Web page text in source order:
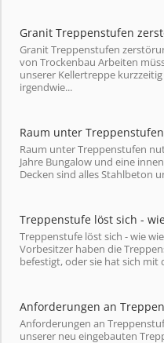
Granit Treppenstufen
Granit Treppenstufen
von Trockenbau Arbeiten
unserer Kellertreppe
irgendwie...
Raum unter
Raum unter Treppenstufen
Jahre Bungalow und eine
Decken sind alles Stahlbeton
Treppenstufe löst sich -
Treppenstufe löst sich - wie
Vorbesitzer haben die
befestigt, oder sie hat sich mit
Anforderungen an
Anforderungen an
unserer neu eingebauten